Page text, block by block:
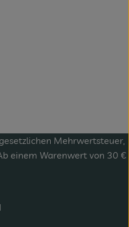
Mehrwertsteuer,
einem Warenwert von 30 €